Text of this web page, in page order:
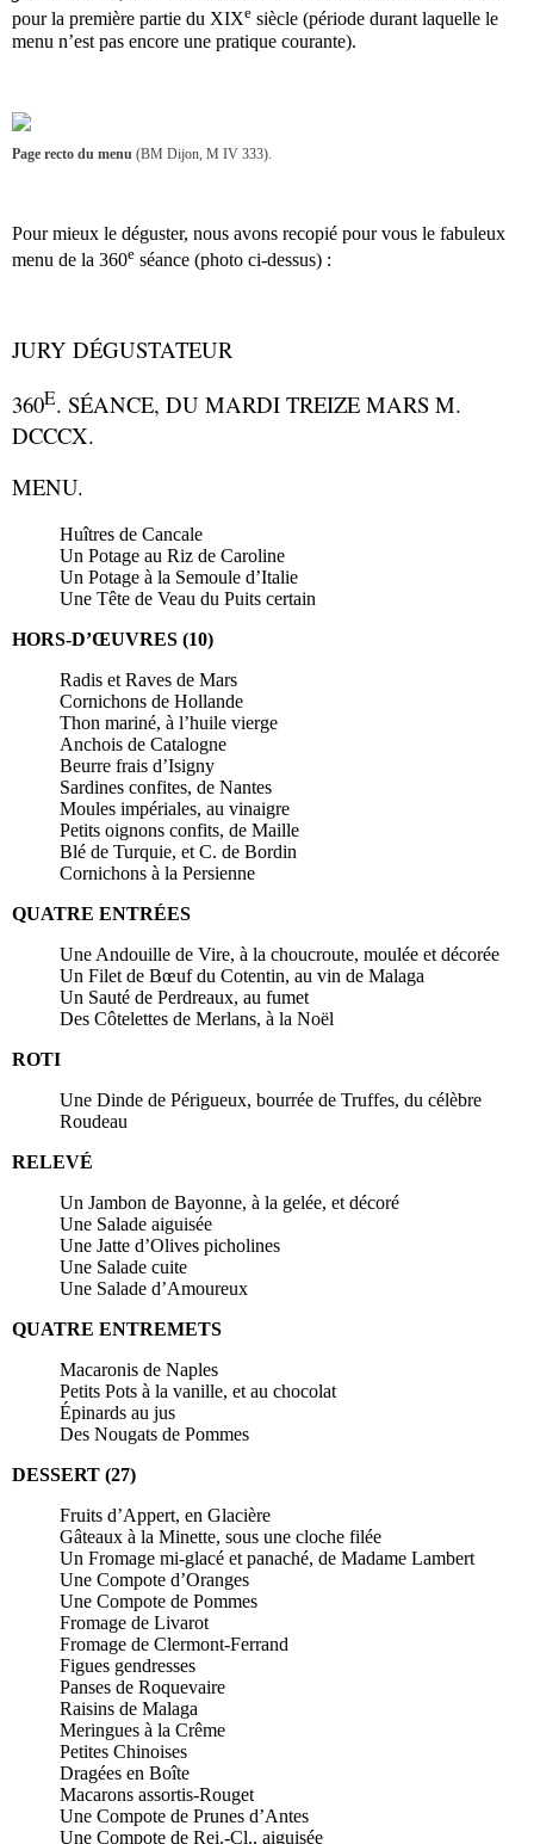
pour la première partie du XIXe siècle (période durant laquelle le
menu n’est pas encore une pratique courante).
Page recto du menu (BM Dijon, M IV 333).
Pour mieux le déguster, nous avons recopié pour vous le fabuleux
menu de la 360e séance (photo ci-dessus) :
JURY DÉGUSTATEUR
360E. SÉANCE, DU MARDI TREIZE MARS M.
DCCCX.
MENU.
Huîtres de Cancale
Un Potage au Riz de Caroline
Un Potage à la Semoule d’Italie
Une Tête de Veau du Puits certain
HORS-D’ŒUVRES (10)
Radis et Raves de Mars
Cornichons de Hollande
Thon mariné, à l’huile vierge
Anchois de Catalogne
Beurre frais d’Isigny
Sardines confites, de Nantes
Moules impériales, au vinaigre
Petits oignons confits, de Maille
Blé de Turquie, et C. de Bordin
Cornichons à la Persienne
QUATRE ENTRÉES
Une Andouille de Vire, à la choucroute, moulée et décorée
Un Filet de Bœuf du Cotentin, au vin de Malaga
Un Sauté de Perdreaux, au fumet
Des Côtelettes de Merlans, à la Noël
ROTI
Une Dinde de Périgueux, bourrée de Truffes, du célèbre
Roudeau
RELEVÉ
Un Jambon de Bayonne, à la gelée, et décoré
Une Salade aiguisée
Une Jatte d’Olives picholines
Une Salade cuite
Une Salade d’Amoureux
QUATRE ENTREMETS
Macaronis de Naples
Petits Pots à la vanille, et au chocolat
Épinards au jus
Des Nougats de Pommes
DESSERT (27)
Fruits d’Appert, en Glacière
Gâteaux à la Minette, sous une cloche filée
Un Fromage mi-glacé et panaché, de Madame Lambert
Une Compote d’Oranges
Une Compote de Pommes
Fromage de Livarot
Fromage de Clermont-Ferrand
Figues gendresses
Panses de Roquevaire
Raisins de Malaga
Meringues à la Crême
Petites Chinoises
Dragées en Boîte
Macarons assortis-Rouget
Une Compote de Prunes d’Antes
Une Compote de Rei.-Cl., aiguisée